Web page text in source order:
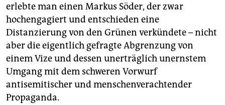
erlebte man einen Markus Söder, der zwar
hochengagiert und entschieden eine
Distanzierung von den Grünen verkündete – nicht
aber die eigentlich gefragte Abgrenzung von
einem Vize und dessen unerträglich unernstem
Umgang mit dem schweren Vorwurf
antisemitischer und menschenverachtender
Propaganda.